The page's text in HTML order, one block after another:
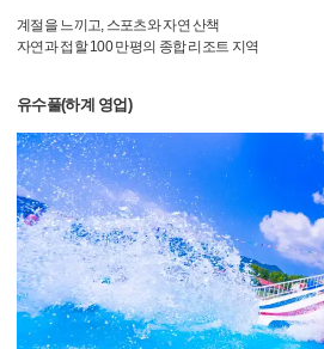
계절을 느끼고, 스포츠와 자연 산책
자연과 접할 100 만평의 종합 리조트 지역
유수풀(하계 영업)